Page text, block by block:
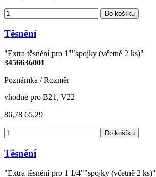
Do košíku
Těsnění
"Extra těsnění pro 1""spojky (včetně 2 ks)"
3456636001
Poznámka / Rozměr
vhodné pro B21, V22
86,78 65,29
Do košíku
Těsnění
"Extra těsnění pro 1 1/4""spojky (včetně 2 ks)"